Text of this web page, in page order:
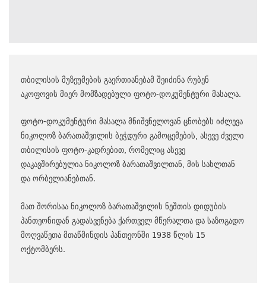
თბილისის მუზეუმების გაერთიანებამ შეიძინა რუბენ
აკოფოვის მიერ მომზადებული ფოტო-დოკუმენტური მასალა.
ფოტო-დოკუმენტური მასალა მნიშვნელოვან ცნობებს იძლევა
ნიკოლოზ ბარათაშვილის ბეჭდური გამოცემების, ასევე ძველი
თბილისის ფოტო-კადრებით, რომელიც ასევე
დაკავშირებულია ნიკოლოზ ბარათაშვილთან, მის სახლთან
და ორბელიანებთან.
მათ შორისაა ნიკოლოზ ბარათაშვილის ნეშთის დიდუბის
პანთეონიდან გადასვენება ქართველ მწერალთა და საზოგადო
მოღვაწეთა მთაწმინდის პანთეონში 1938 წლის 15
ოქტომბერს.